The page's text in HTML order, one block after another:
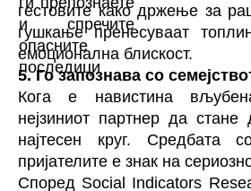
гестовите како држење за
гушкање пренесуваат
емоционална блискост.
5. Го запознава со
Кога е навистина
нејзиниот партнер да стане
најтесен круг. Средбата
пријателите е знак на
Според Social Indicators